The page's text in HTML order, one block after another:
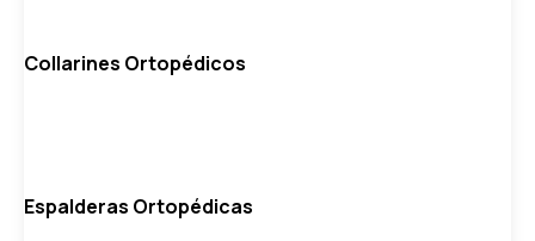
Collarines Ortopédicos
Espalderas Ortopédicas